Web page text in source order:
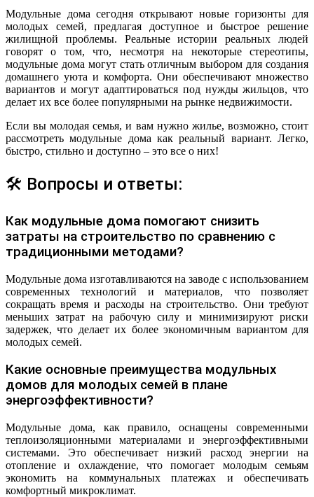
Модульные дома сегодня открывают новые горизонты для
молодых семей, предлагая доступное и быстрое решение
жилищной проблемы. Реальные истории реальных людей
говорят о том, что, несмотря на некоторые стереотипы,
модульные дома могут стать отличным выбором для создания
домашнего уюта и комфорта. Они обеспечивают множество
вариантов и могут адаптироваться под нужды жильцов, что
делает их все более популярными на рынке недвижимости.
Если вы молодая семья, и вам нужно жилье, возможно, стоит
рассмотреть модульные дома как реальный вариант. Легко,
быстро, стильно и доступно – это все о них!
🛠 Вопросы и ответы:
Как модульные дома помогают снизить
затраты на строительство по сравнению с
традиционными методами?
Модульные дома изготавливаются на заводе с использованием
современных технологий и материалов, что позволяет
сокращать время и расходы на строительство. Они требуют
меньших затрат на рабочую силу и минимизируют риски
задержек, что делает их более экономичным вариантом для
молодых семей.
Какие основные преимущества модульных
домов для молодых семей в плане
энергоэффективности?
Модульные дома, как правило, оснащены современными
теплоизоляционными материалами и энергоэффективными
системами. Это обеспечивает низкий расход энергии на
отопление и охлаждение, что помогает молодым семьям
экономить на коммунальных платежах и обеспечивать
комфортный микроклимат.